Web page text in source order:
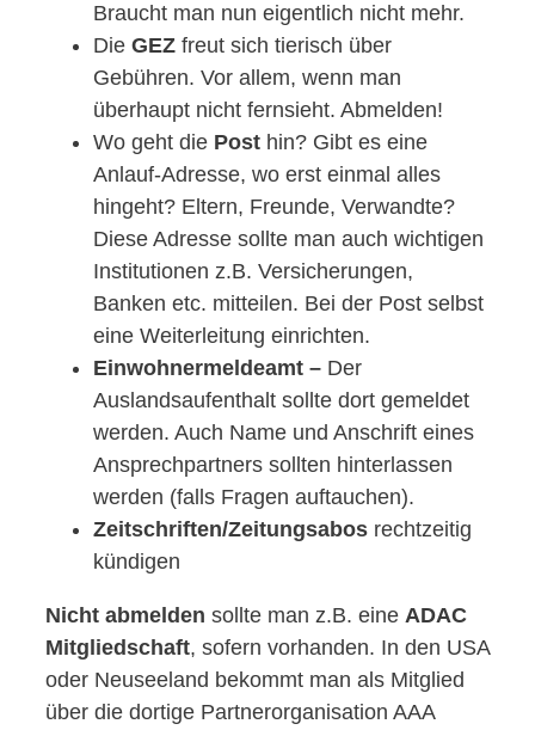
Braucht man nun eigentlich nicht mehr.
Die GEZ freut sich tierisch über
Gebühren. Vor allem, wenn man
überhaupt nicht fernsieht. Abmelden!
Wo geht die Post hin? Gibt es eine
Anlauf-Adresse, wo erst einmal alles
hingeht? Eltern, Freunde, Verwandte?
Diese Adresse sollte man auch wichtigen
Institutionen z.B. Versicherungen,
Banken etc. mitteilen. Bei der Post selbst
eine Weiterleitung einrichten.
Einwohnermeldeamt – Der
Auslandsaufenthalt sollte dort gemeldet
werden. Auch Name und Anschrift eines
Ansprechpartners sollten hinterlassen
werden (falls Fragen auftauchen).
Zeitschriften/Zeitungsabos rechtzeitig
kündigen
Nicht abmelden sollte man z.B. eine ADAC
Mitgliedschaft, sofern vorhanden. In den USA
oder Neuseeland bekommt man als Mitglied
über die dortige Partnerorganisation AAA